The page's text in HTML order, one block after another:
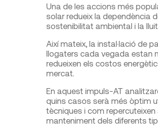
Una de les accions més
solar redueix la dependència
sostenibilitat ambiental i la
Així mateix, la instal·lació de
llogaters cada vegada estan
redueixen els costos
mercat.
En aquest impuls-AT
quins casos serà més òptim
tècniques i com
manteniment dels diferents